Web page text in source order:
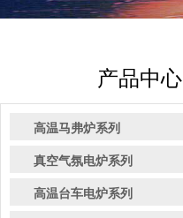
产品中心
高温马弗炉系列
真空气氛电炉系列
高温台车电炉系列